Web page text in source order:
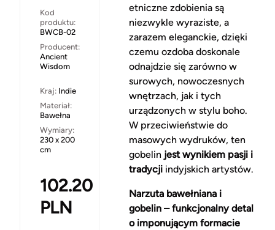
Kod
produktu:
BWCB-02
Producent:
Ancient
Wisdom
Kraj: Indie
Materiał:
Bawełna
Wymiary:
230 x 200
cm
102.20
PLN
etniczne zdobienia są
niezwykle wyraziste, a
zarazem eleganckie, dzięki
czemu ozdoba doskonale
odnajdzie się zarówno w
surowych, nowoczesnych
wnętrzach, jak i tych
urządzonych w stylu boho.
W przeciwieństwie do
masowych wydruków, ten
gobelin jest wynikiem pasji i
tradycjiindyjskich artystów.
Narzuta bawełniana i
gobelin – funkcjonalny detal
o imponującym formacie